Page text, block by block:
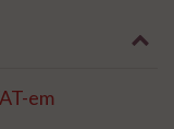
em